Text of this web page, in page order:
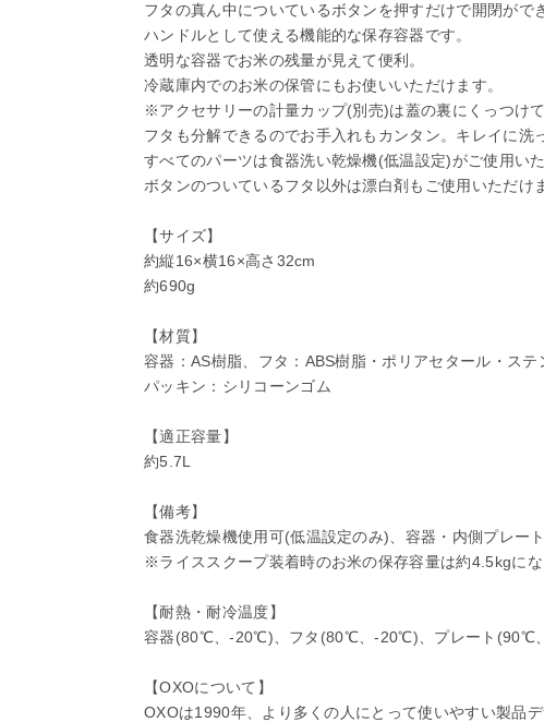
フタの真ん中についているボタンを押すだけで開閉がで
ハンドルとして使える機能的な保存容器です。
透明な容器でお米の残量が見えて便利。
冷蔵庫内でのお米の保管にもお使いいただけます。
※アクセサリーの計量カップ(別売)は蓋の裏にくっつけて
フタも分解できるのでお手入れもカンタン。キレイに洗
すべてのパーツは食器洗い乾燥機(低温設定)がご使用いた
ボタンのついているフタ以外は漂白剤もご使用いただけ
【サイズ】
約縦16×横16×高さ32cm
約690g
【材質】
容器：AS樹脂、フタ：ABS樹脂・ポリアセタール・ステ
パッキン：シリコーンゴム
【適正容量】
約5.7L
【備考】
食器洗乾燥機使用可(低温設定のみ)、容器・内側プレー
※ライススクープ装着時のお米の保存容量は約4.5kgにな
【耐熱・耐冷温度】
容器(80℃、-20℃)、フタ(80℃、-20℃)、プレート(90℃
【OXOについて】
OXOは1990年、より多くの人にとって使いやすい製品